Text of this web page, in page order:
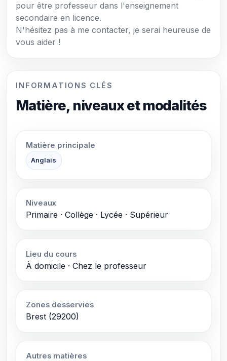
pour être professeur dans l'enseignement
secondaire en licence.
N'hésitez pas à me contacter, je serai heureuse de
vous aider !
INFORMATIONS CLÉS
Matière, niveaux et modalités
Matière principale
Anglais
Niveaux
Primaire · Collège · Lycée · Supérieur
Lieu du cours
À domicile · Chez le professeur
Zones desservies
Brest (29200)
Autres matières